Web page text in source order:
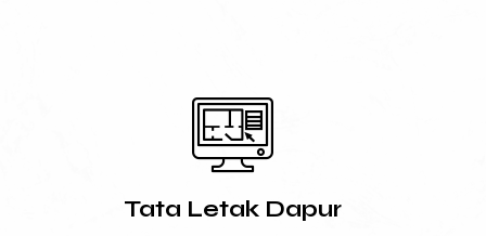
Tata Letak Dapur